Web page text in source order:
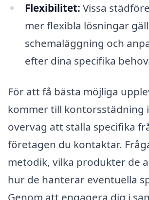
Flexibilitet: Vissa
mer flexibla lösningar
schemaläggning och
efter dina specifika
För att få bästa möjliga
kommer till kontorsstädning i
överväg att ställa specifika
företagen du kontaktar.
metodik, vilka produkter de
hur de hanterar eventuella